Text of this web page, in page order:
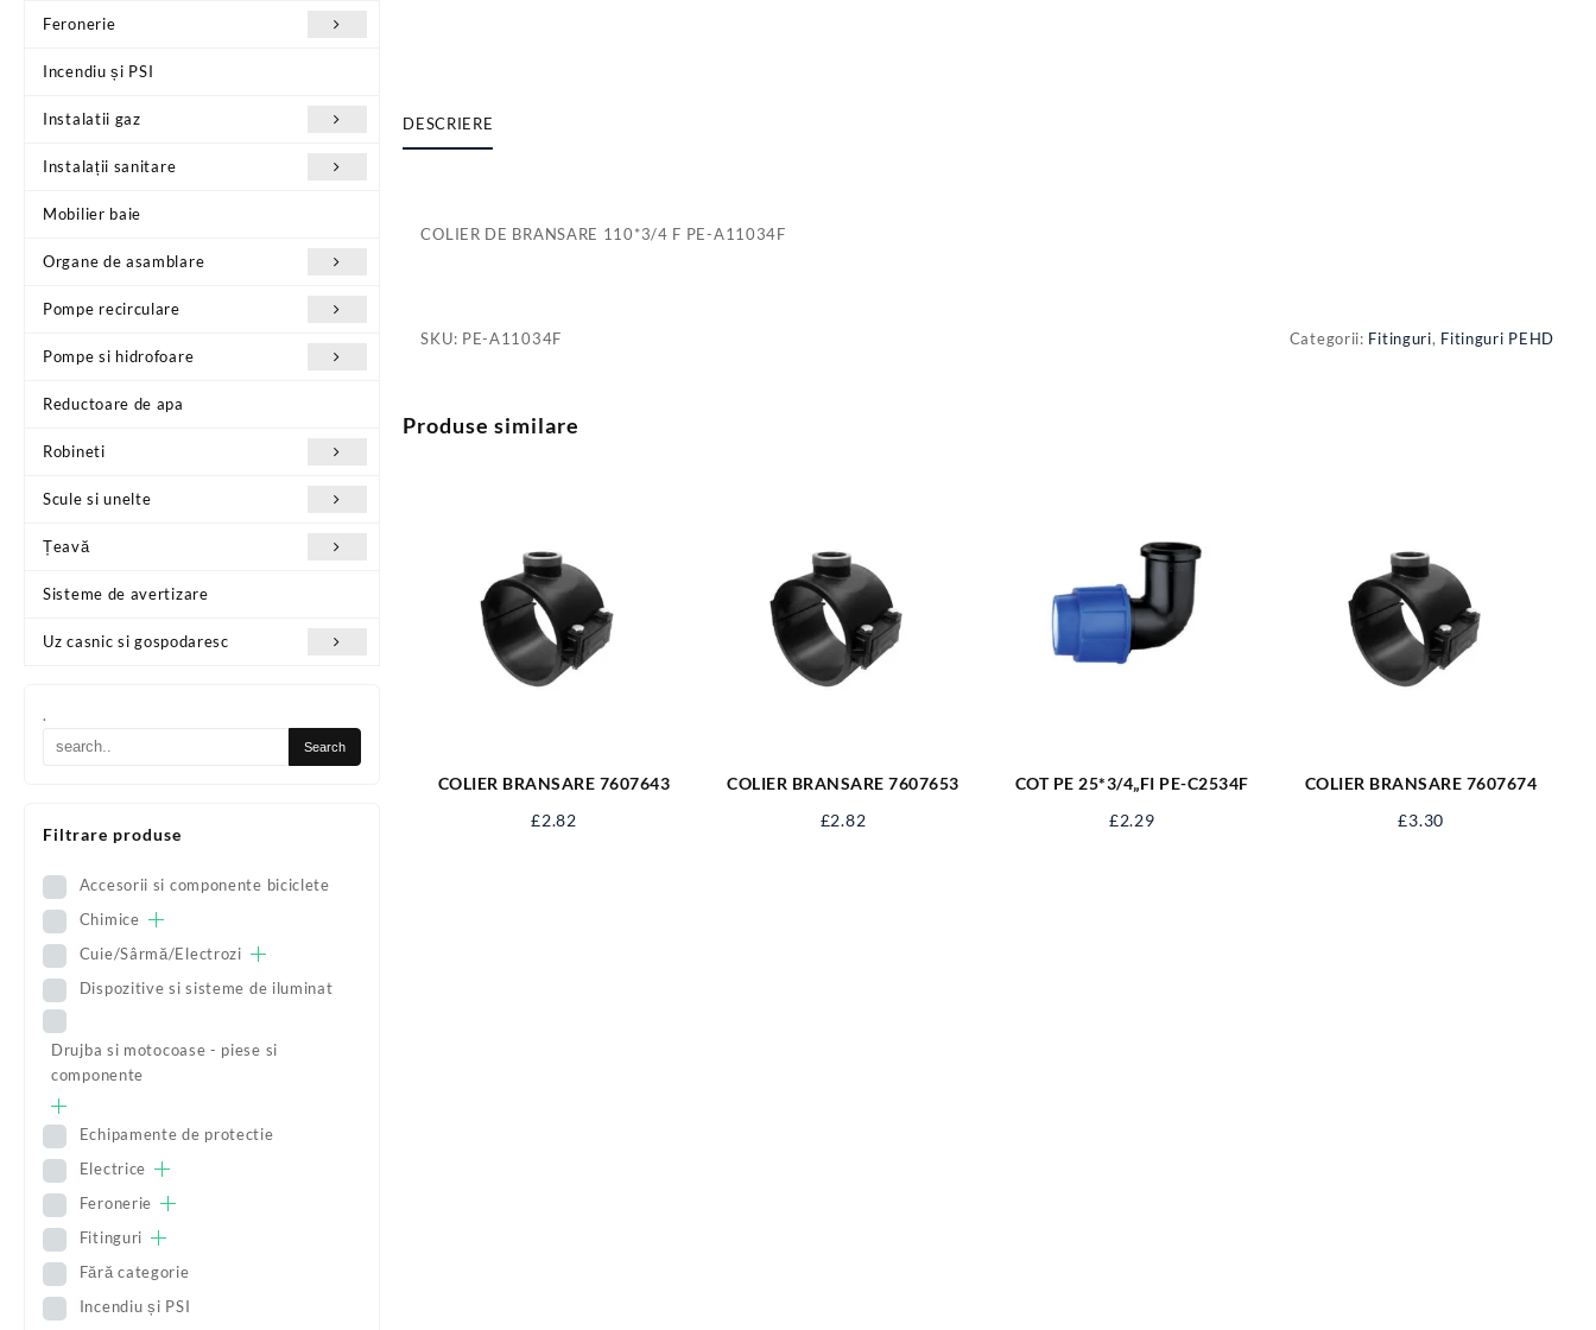
Feronerie
Incendiu și PSI
Instalatii gaz
Instalații sanitare
Mobilier baie
Organe de asamblare
Pompe recirculare
Pompe si hidrofoare
Reductoare de apa
Robineti
Scule si unelte
Țeavă
Sisteme de avertizare
Uz casnic si gospodaresc
.
Filtrare produse
Accesorii si componente biciclete
Chimice
Cuie/Sârmă/Electrozi
Dispozitive si sisteme de iluminat
Drujba si motocoase - piese si
componente
Echipamente de protectie
Electrice
Feronerie
Fitinguri
Fără categorie
Incendiu și PSI
DESCRIERE
COLIER DE BRANSARE 110*3/4 F PE-A11034F
SKU: PE-A11034F Categorii: Fitinguri, Fitinguri PEHD
Produse similare
COLIER BRANSARE 7607643
£2.82
COLIER BRANSARE 7607653
£2.82
COT PE 25*3/4„FI PE-C2534F
£2.29
COLIER BRANSARE 7607674
£3.30